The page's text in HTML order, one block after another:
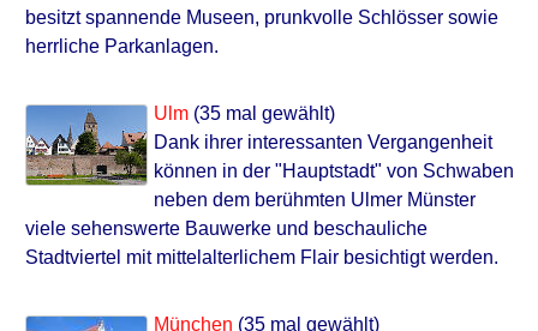
besitzt spannende Museen, prunkvolle Schlösser sowie
herrliche Parkanlagen.
Ulm (35 mal gewählt)
Dank ihrer interessanten Vergangenheit
können in der "Hauptstadt" von Schwaben
neben dem berühmten Ulmer Münster
viele sehenswerte Bauwerke und beschauliche
Stadtviertel mit mittelalterlichem Flair besichtigt werden.
München (35 mal gewählt)